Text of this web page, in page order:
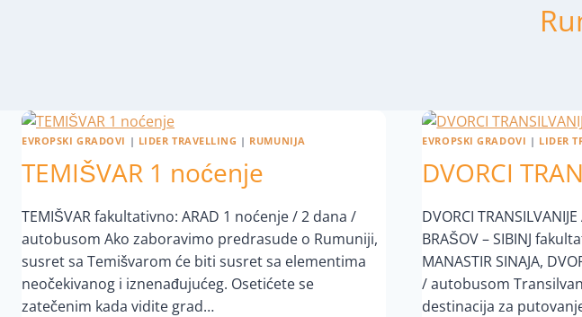
EVROPSKI GRADOVI | LIDER TRAVELLING | RUMUNIJA
TEMIŠVAR 1 noćenje
TEMIŠVAR fakultativno: ARAD 1 noćenje / 2 dana /
autobusom Ako zaboravimo predrasude o Rumuniji,
susret sa Temišvarom će biti susret sa elementima
neočekivanog i iznenađujućeg. Osetićete se
zatečenim kada vidite grad…
EVROPSKI GRADOVI | LIDER
DVORCI
DVORCI
BRAŠOV – SIBINJ
MANASTIR SINAJA,
/ autobusom
destinacija za